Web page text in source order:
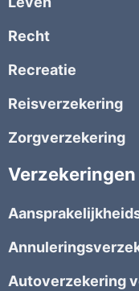
Recht
Recreatie
Reisverzekering
Zorgverzekering
Autoverzekering